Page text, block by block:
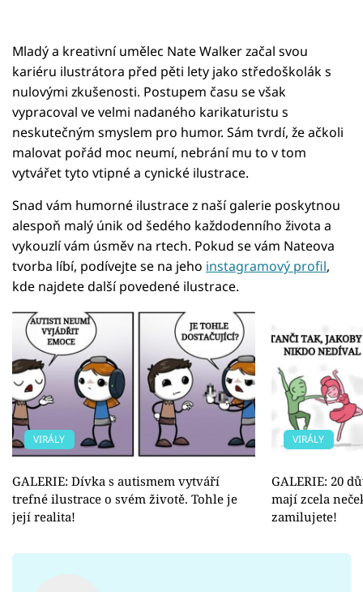
Mladý a kreativní umělec Nate Walker začal svou
kariéru ilustrátora před pěti lety jako středoškolák s
nulovými zkušenosti. Postupem času se však
vypracoval ve velmi nadaného karikaturistu s
neskutečným smyslem pro humor. Sám tvrdí, že ačkoli
malovat pořád moc neumí, nebrání mu to v tom
vytvářet tyto vtipné a cynické ilustrace.
Snad vám humorné ilustrace z naší galerie poskytnou
alespoň malý únik od šedého každodenního života a
vykouzlí vám úsměv na rtech. Pokud se vám Nateova
tvorba líbí, podívejte se na jeho instagramový profil,
kde najdete další povedené ilustrace.
VIRÁLY
GALERIE: Dívka s autismem vytváří
trefné ilustrace o svém životě. Tohle je
její realita!
VIRÁLY
GALERIE: 20
mají zcela
zamilujete!